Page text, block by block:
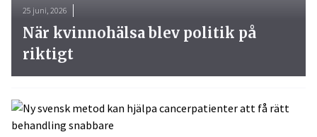
25 juni, 2026
När kvinnohälsa blev politik på
riktigt